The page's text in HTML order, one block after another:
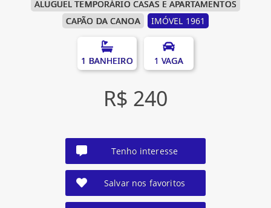
ALUGUEL TEMPORÁRIO CASAS E APARTAMENTOS
CAPÃO DA CANOA
IMÓVEL 1961
1 BANHEIRO 1 VAGA
R$ 240
Tenho interesse
Salvar nos favoritos